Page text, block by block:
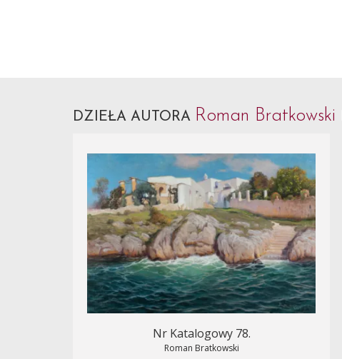
DZIEŁA AUTORA Roman Bratkowski
Nr Katalogowy 78.
Roman Bratkowski